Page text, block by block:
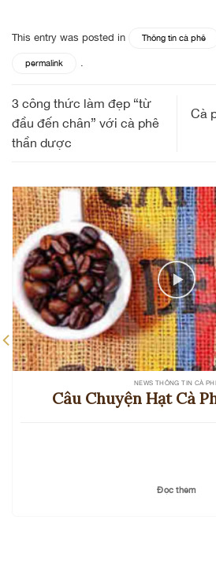
This entry was posted in Thông tin cà phê
permalink .
3 công thức làm đẹp “từ
đầu đến chân” với cà phê
thần dược
Cà
NEWS THÔNG TIN CÀ
Câu Chuyện Hạt Cà
Đọc thêm